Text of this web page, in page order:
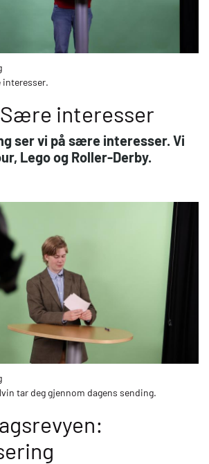
interesser
ser vi på sære interesser. Vi
Lego og Roller-Derby.
tar deg gjennom dagens sending.